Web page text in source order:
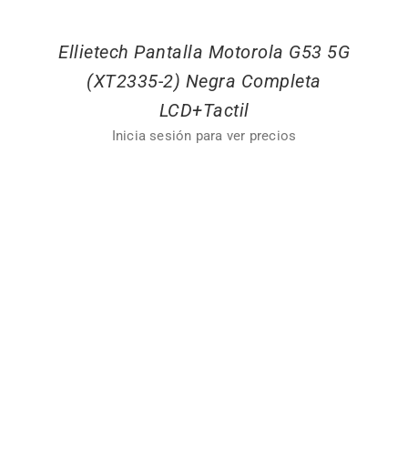
Ellietech Pantalla Motorola G53 5G
(XT2335-2) Negra Completa
LCD+Tactil
Inicia sesión para ver precios